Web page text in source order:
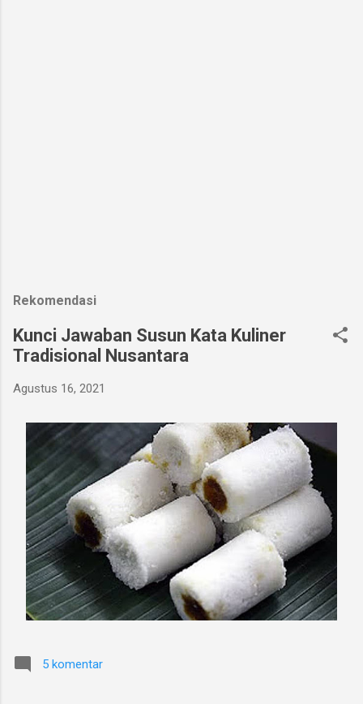
Rekomendasi
Kunci Jawaban Susun Kata Kuliner
Tradisional Nusantara
Agustus 16, 2021
5 komentar